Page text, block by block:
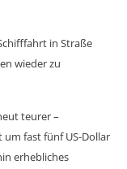
in Straße
wieder zu
teurer –
fast fünf US-Dollar
erhebliches